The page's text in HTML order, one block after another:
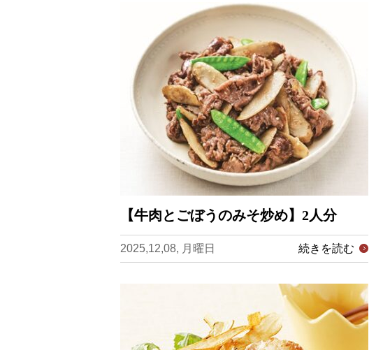
【牛肉とごぼうのみそ炒め】2人分
2025,12,08, 月曜日 続きを読む